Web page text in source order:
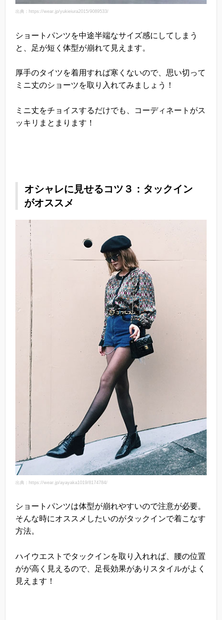
出典：https://wear.jp/yukieiura2015/9089533/
ショートパンツを中途半端なサイズ感にしてしまう
と、足が短く体型が崩れて見えます。
厚手のタイツを着用すれば寒くないので、思い切って
ミニ丈のショーツを取り入れてみましょう！
ミニ丈をチョイスするだけでも、コーディネートがス
ッキリまとまります！
オシャレに見せるコツ３：タックイン
がオススメ
出典：https://wear.jp/ayayaka1019/8174784/
ショートパンツは体型が崩れやすいので注意が必要。
そんな時にオススメしたいのがタックインで着こなす
方法。
ハイウエストでタックインを取り入れれば、腰の位置
がが高く見えるので、足長効果がありスタイルがよく
見えます！